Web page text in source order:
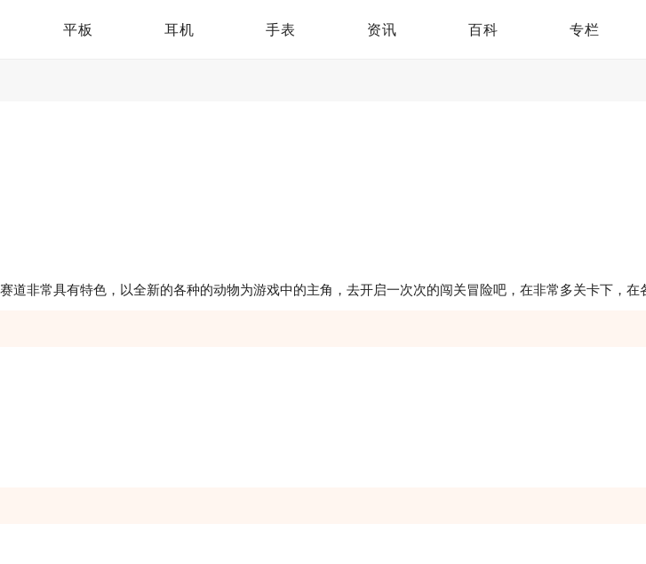
平板 耳机 手表 资讯 百科 专栏
非常具有特色，以全新的各种的动物为游戏中的主角，去开启一次次的闯关冒险吧，在非常多关卡下，在